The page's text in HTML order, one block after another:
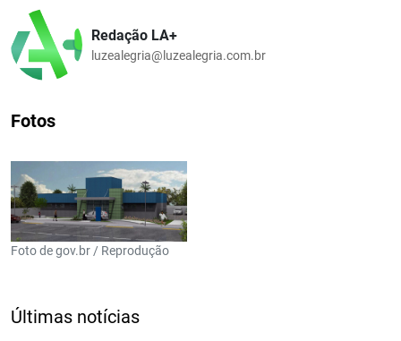
Redação LA+
luzealegria@luzealegria.com.br
Fotos
Foto de gov.br / Reprodução
Últimas notícias